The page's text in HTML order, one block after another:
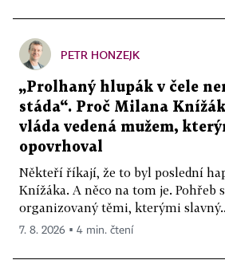
PETR HONZEJK
„Prolhaný hlupák v čele
stáda“. Proč Milana
vláda vedená mužem,
opovrhoval
Někteří říkají, že to byl poslední
Knížáka. A něco na tom je. Pohřeb
organizovaný těmi, kterými
7. 8. 2026 ▪ 4 min. čtení